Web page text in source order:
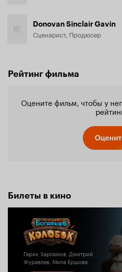
Donovan Sinclair Gavin
Сценарист, Продюсер
Рейтинг фильма
Оцените фильм, чтобы у
Билеты в кино
Гарик Харламов, Дмитрий
Журавлев, Мила Ершова